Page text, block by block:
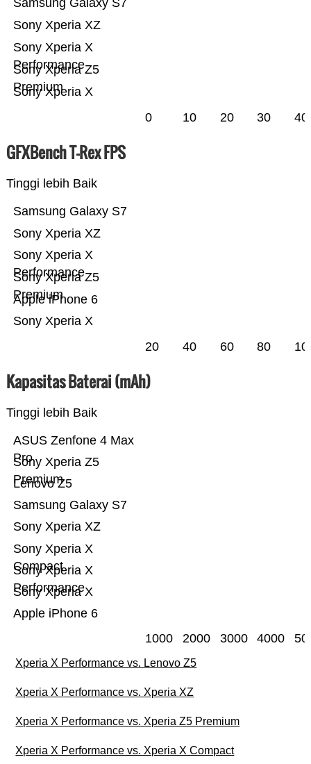
Sony Xperia X
Sony Xperia Z5
Premium
Sony Xperia X
Performance
Sony Xperia XZ
Samsung Galaxy S7
0 10 20 30 40
GFXBench T-Rex FPS
Tinggi lebih Baik
Sony Xperia X
Apple iPhone 6
Sony Xperia Z5
Premium
Sony Xperia X
Performance
Sony Xperia XZ
Samsung Galaxy S7
20 40 60 80
Kapasitas Baterai (mAh)
Tinggi lebih Baik
Apple iPhone 6
Sony Xperia X
Sony Xperia X
Performance
Sony Xperia X
Compact
Sony Xperia XZ
Samsung Galaxy S7
Lenovo Z5
Sony Xperia Z5
Premium
ASUS Zenfone 4 Max
Pro
1000 2000 3000 4000
Xperia X Performance vs. Lenovo Z5
Xperia X Performance vs. Xperia XZ
Xperia X Performance vs. Xperia Z5 Premium
Xperia X Performance vs. Xperia X Compact